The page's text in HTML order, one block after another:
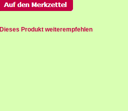
Dieses Produkt weiterempfehlen